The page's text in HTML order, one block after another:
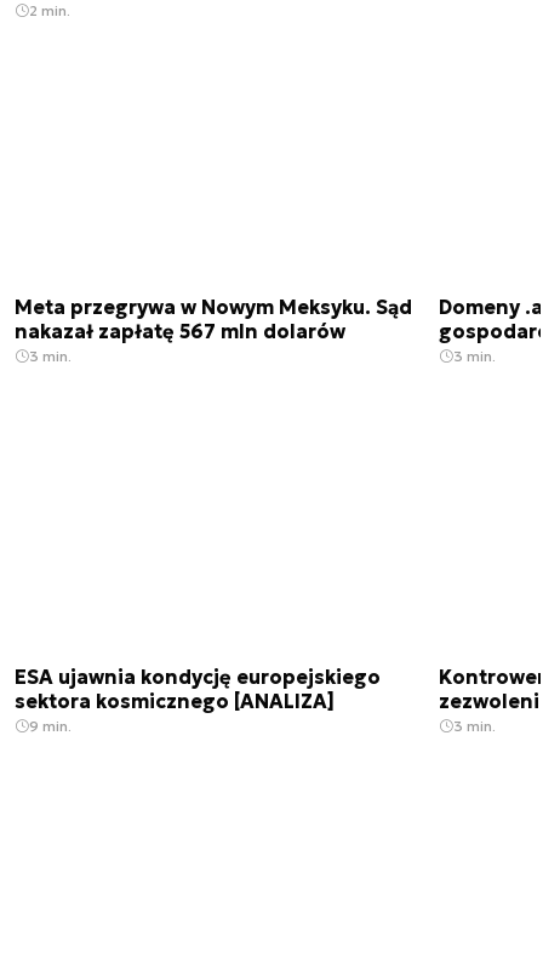
2 min.
Meta przegrywa w Nowym Meksyku. Sąd
nakazał zapłatę 567 mln dolarów
3 min.
Domeny
3 min.
ESA ujawnia kondycję europejskiego
sektora kosmicznego [ANALIZA]
9 min. 3 min.